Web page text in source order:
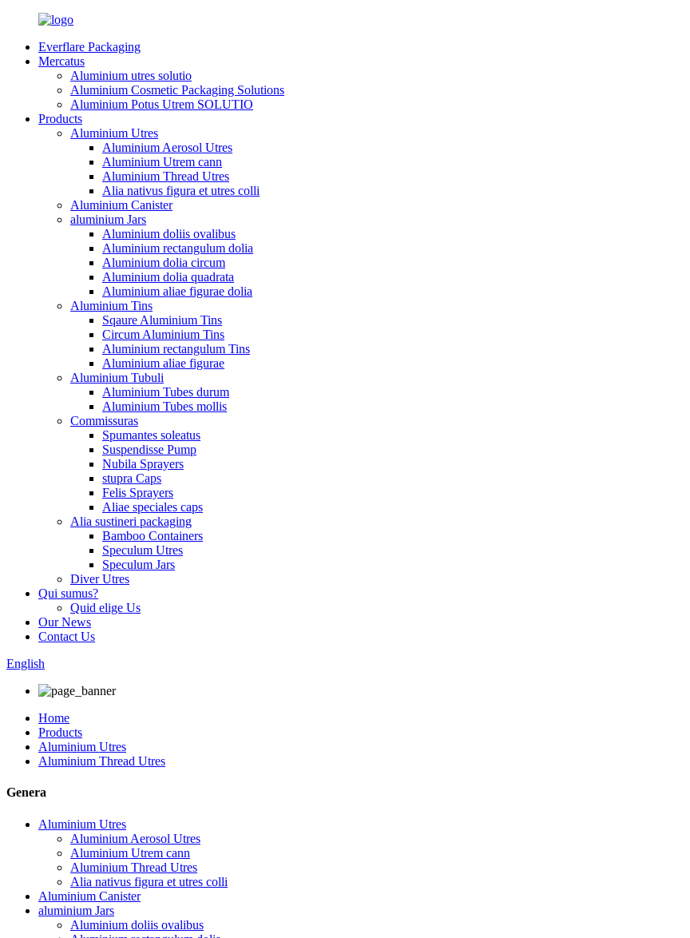
Everflare Packaging
Mercatus
Aluminium utres solutio
Aluminium Cosmetic Packaging Solutions
Aluminium Potus Utrem SOLUTIO
Products
Aluminium Utres
Aluminium Aerosol Utres
Aluminium Utrem cann
Aluminium Thread Utres
Alia nativus figura et utres colli
Aluminium Canister
aluminium Jars
Aluminium doliis ovalibus
Aluminium rectangulum dolia
Aluminium dolia circum
Aluminium dolia quadrata
Aluminium aliae figurae dolia
Aluminium Tins
Sqaure Aluminium Tins
Circum Aluminium Tins
Aluminium rectangulum Tins
Aluminium aliae figurae
Aluminium Tubuli
Aluminium Tubes durum
Aluminium Tubes mollis
Commissuras
Spumantes soleatus
Suspendisse Pump
Nubila Sprayers
stupra Caps
Felis Sprayers
Aliae speciales caps
Alia sustineri packaging
Bamboo Containers
Speculum Utres
Speculum Jars
Diver Utres
Qui sumus?
Quid elige Us
Our News
Contact Us
English
Home
Products
Aluminium Utres
Aluminium Thread Utres
Genera
Aluminium Utres
Aluminium Aerosol Utres
Aluminium Utrem cann
Aluminium Thread Utres
Alia nativus figura et utres colli
Aluminium Canister
aluminium Jars
Aluminium doliis ovalibus